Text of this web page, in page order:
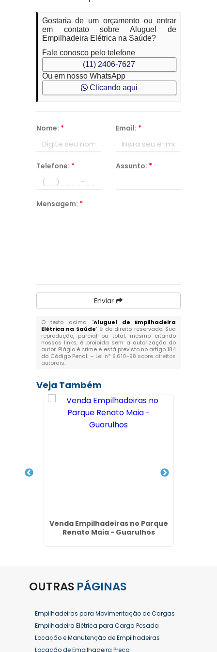
Gostaria de um orçamento ou entrar
em contato sobre Aluguel de
Empilhadeira Elétrica na Saúde?
Fale conosco pelo telefone
(11) 2406-7627
Ou em nosso WhatsApp
Clicando aqui
Nome: * Email: *
Telefone: * Assunto: *
Mensagem: *
Enviar
O texto acima "Aluguel de Empilhadeira
Elétrica na Saúde" é de direito reservado. Sua
reprodução, parcial ou total, mesmo citando
nossos links, é proibida sem a autorização do
autor. Plágio é crime e está previsto no artigo 184
do Código Penal. – Lei n° 9.610-98 sobre direitos
autorais.
Veja Também
Venda Empilhadeiras no Parque
Renato Maia - Guarulhos
OUTRAS PÁGINAS
Empilhadeiras para Movimentação de Cargas
Empilhadeira Elétrica para Carga Pesada
Locação e Manutenção de Empilhadeiras
Locação de Empilhadeira Preço